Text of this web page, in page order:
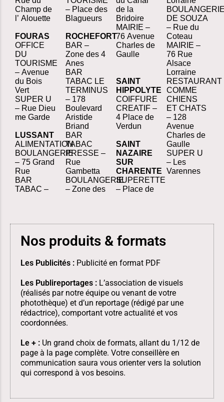
Champ de
l’ Alouette
FOURAS
OFFICE
DU
TOURISME
– Avenue
du Bois
Vert
SUPER U
– Rue Dieu
me Garde
LUSSANT
ALIMENTATION
BOULANGERIE
– 75 Grand
Rue
BAR
TABAC –
– Place des
Blagueurs
ROCHEFORT
BAR –
Zone des 4
Anes
BAR
TABAC LE
TERMINUS
– 178
Boulevard
Aristide
Briand
BAR
TABAC
PRESSE –
Rue
Gambetta
BOULANGERIE
– Zone des
de la
Bridoire
MAIRIE –
76 Avenue
Charles de
Gaulle
SAINT
HIPPOLYTE
COIFFURE
CREATIF –
4 Place de
Verdun
SAINT
NAZAIRE
SUR
CHARENTE
SUPERETTE
– Place de
DE SOUZA
– Rue du
Coteau
MAIRIE –
76 Rue
Alsace
Lorraine
RESTAURANT
COMME
CHIENS
ET CHATS
– 128
Avenue
Charles de
Gaulle
SUPER U
– Les
Varennes
Nos produits & formats
Les Publicités : Publicité en format PDF
Les Publireportages : L’association de visuels
(réalisés par notre équipe ou venant de votre
photothèque) et d’un reportage (rédigé par une
rédactrice), comportant votre actualité et vos
coordonnées.
Le + : Un grand choix de formats, allant du 1/12 de
page à la page complète. Votre conseillère en
communication saura vous orienter vers la solution
qui correspond à vos besoins.